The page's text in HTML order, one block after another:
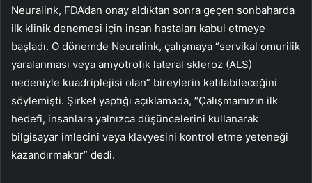
Neuralink, FDA’dan onay aldıktan sonra geçen sonbaharda
ilk klinik denemesi için insan hastaları kabul etmeye
başladı. O dönemde Neuralink, çalışmaya “servikal omurilik
yaralanması veya amyotrofik lateral skleroz (ALS)
nedeniyle kuadriplejisi olan” bireylerin katılabileceğini
söylemişti. Şirket yaptığı açıklamada, “Çalışmamızın ilk
hedefi, insanlara yalnızca düşüncelerini kullanarak
bilgisayar imlecini veya klavyesini kontrol etme yeteneği
kazandırmaktır” dedi.